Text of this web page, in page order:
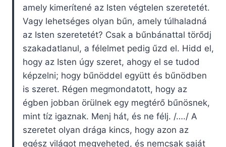
amely kimerítené az Isten végtelen szeretetét.
Vagy lehetséges olyan bűn, amely túlhaladná
az Isten szeretetét? Csak a bűnbánattal törődj
szakadatlanul, a félelmet pedig űzd el. Hidd el,
hogy az Isten úgy szeret, ahogy el se tudod
képzelni; hogy bűnöddel együtt és bűnödben
is szeret. Régen megmondatott, hogy az
égben jobban örülnek egy megtérő bűnösnek,
mint tíz igaznak. Menj hát, és ne félj. /…./ A
szeretet olyan drága kincs, hogy azon az
egész világot megveheted, és nemcsak saját